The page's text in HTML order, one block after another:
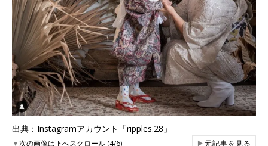
出典：Instagramアカウント「ripples.28」
▼次の画像は下へスクロール (4/6) ▶元記事を見る